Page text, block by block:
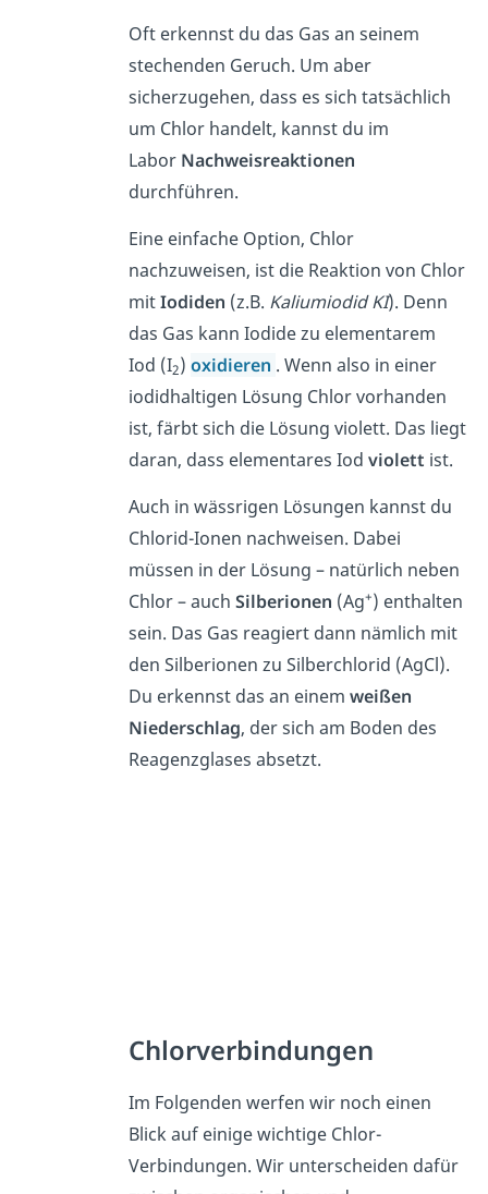
Oft erkennst du das Gas an seinem
stechenden Geruch. Um aber
sicherzugehen, dass es sich tatsächlich
um Chlor handelt, kannst du im
Labor Nachweisreaktionen
durchführen.
Eine einfache Option, Chlor
nachzuweisen, ist die Reaktion von Chlor
mitIodiden (z.B. Kaliumiodid KI). Denn
das Gas kann Iodide zu elementarem
Iod (I2) oxidieren . Wenn also in einer
iodidhaltigen Lösung Chlor vorhanden
ist, färbt sich die Lösung violett. Das liegt
daran, dass elementares Iod violett ist.
Auch in wässrigen Lösungen kannst du
Chlorid-Ionen nachweisen. Dabei
müssen in der Lösung – natürlich neben
Chlor – auch Silberionen (Ag+) enthalten
sein. Das Gas reagiert dann nämlich mit
den Silberionen zu Silberchlorid (AgCl).
Du erkennst das an einem weißen
Niederschlag, der sich am Boden des
Reagenzglases absetzt.
Chlorverbindungen
Im Folgenden werfen wir noch einen
Blick auf einige wichtige Chlor-
Verbindungen. Wir unterscheiden dafür